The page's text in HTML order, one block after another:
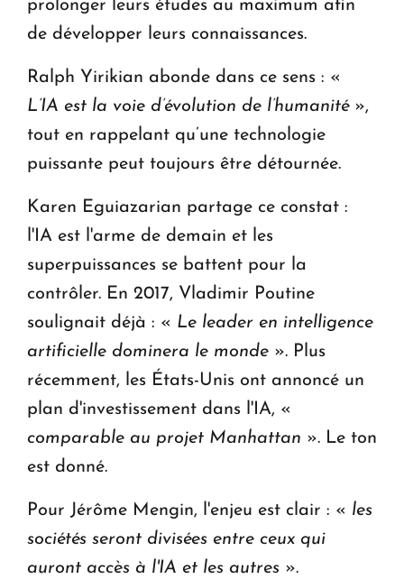
prolonger leurs études au maximum afin
de développer leurs connaissances.
Ralph Yirikian abonde dans ce sens : «
L’IA est la voie d’évolution de l’humanité»,
tout en rappelant qu’une technologie
puissante peut toujours être détournée.
Karen Eguiazarian partage ce constat :
l'IA est l'arme de demain et les
superpuissances se battent pour la
contrôler. En 2017, Vladimir Poutine
soulignait déjà : « Le leader en intelligence
artificielle dominera le monde ». Plus
récemment, les États-Unis ont annoncé un
plan d'investissement dans l'IA, «
comparable au projet Manhattan ». Le ton
est donné.
Pour Jérôme Mengin, l'enjeu est clair : « les
sociétés seront divisées entre ceux qui
auront accès à l'IA et les autres ».